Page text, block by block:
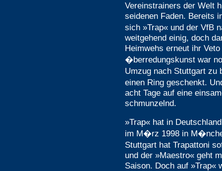
Vereinstrainers der Welt
seidenen Faden. Bereits
sich »Trap« und der VfB
weitgehend einig, doch
Heimwehs erneut ihr
�berredungskunst war
Umzug nach Stuttgart
einen Ring geschenkt.
acht Tage auf eine
schmunzelnd.
»Trap« hat in
im M�rz 1998 in
Stuttgart hat Trapattoni
und der »Maestro« geht
Saison. Doch auf »Trap«